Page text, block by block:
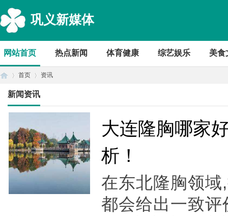
巩义新媒体
网站首页 热点新闻 体育健康 综艺娱乐 美食
首页 资讯
新闻资讯
大连隆胸哪家
析！
在东北隆胸领
都会给出一致